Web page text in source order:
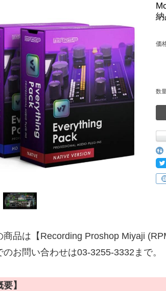
納
価
数
商品は【Recording Proshop Miyaji
のお問い合わせは03-3255-3332まで。
】